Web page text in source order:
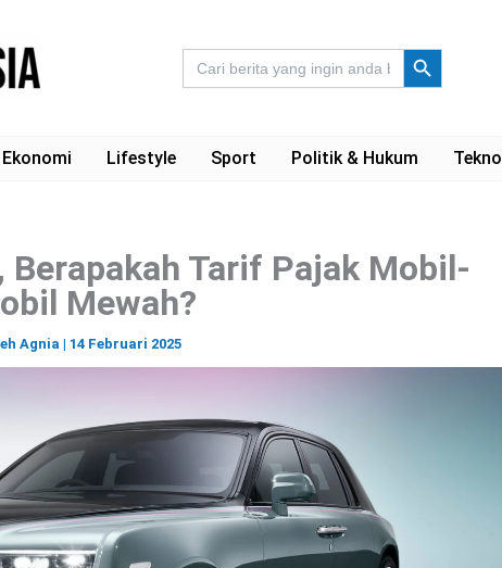
Search
for:
Search Button
Ekonomi Lifestyle Sport Politik & Hukum Tekno
Berapakah Tarif Pajak Mobil-
Mewah?
Agnia | 14 Februari 2025